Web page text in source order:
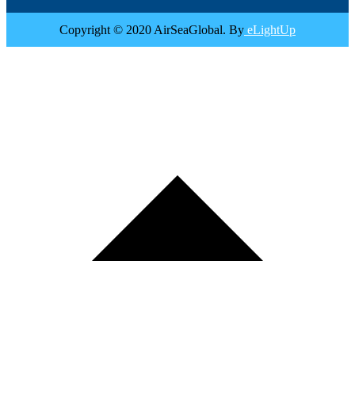
Copyright © 2020 AirSeaGlobal. By eLightUp